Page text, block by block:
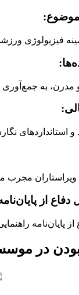
فیزیولوژی
به جمع‌آوری
مجرب
پایان‌نامه
در